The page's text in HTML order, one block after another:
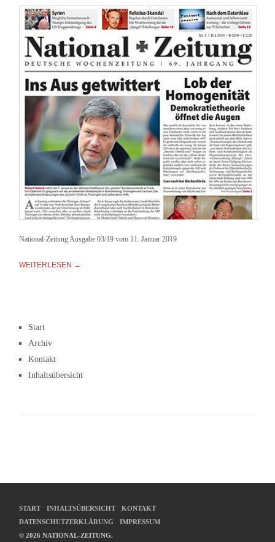
National-Zeitung Ausgabe 03/19 vom 11. Januar 2019
WEITERLESEN →
Start
Archiv
Kontakt
Inhaltsübersicht
START INHALTSÜBERSICHT
KONTAKT
DATENSCHUTZERKLÄRUNG
IMPRESSUM
© 2026 NATIONAL-ZEITUNG.